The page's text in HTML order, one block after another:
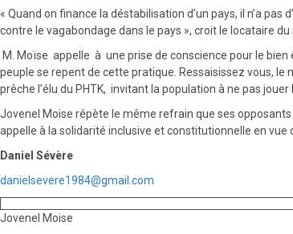
« Quand on finance la déstabilisation d’un pays, il n’a
contre le vagabondage dans le pays », croit le locataire
M. Moïse appelle à une prise de conscience pour le
peuple se repent de cette pratique. Ressaisissez vous,
prêche l’élu du PHTK, invitant la population à ne pas
Jovenel Moise répète le même refrain que ses
appelle à la solidarité inclusive et constitutionnelle en vue
Daniel Sévère
danielsevere1984@gmail.com
Jovenel Moise